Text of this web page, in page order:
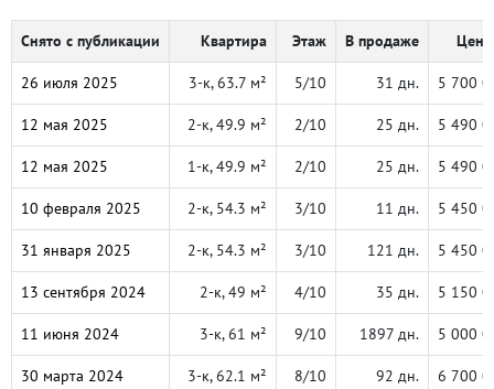
Снято с публикации Квартира Этаж В продаже
26 июля 2025 3-к, 63.7 м² 5/10 31 дн. 5 700
12 мая 2025 2-к, 49.9 м² 2/10 25 дн. 5 490
12 мая 2025 1-к, 49.9 м² 2/10 25 дн. 5 490
10 февраля 2025 2-к, 54.3 м² 3/10 11 дн. 5 450
31 января 2025 2-к, 54.3 м² 3/10 121 дн. 5 450
13 сентября 2024 2-к, 49 м² 4/10 35 дн. 5 150
11 июня 2024 3-к, 61 м² 9/10 1897 дн. 5 000
30 марта 2024 3-к, 62.1 м² 8/10 92 дн. 6 700